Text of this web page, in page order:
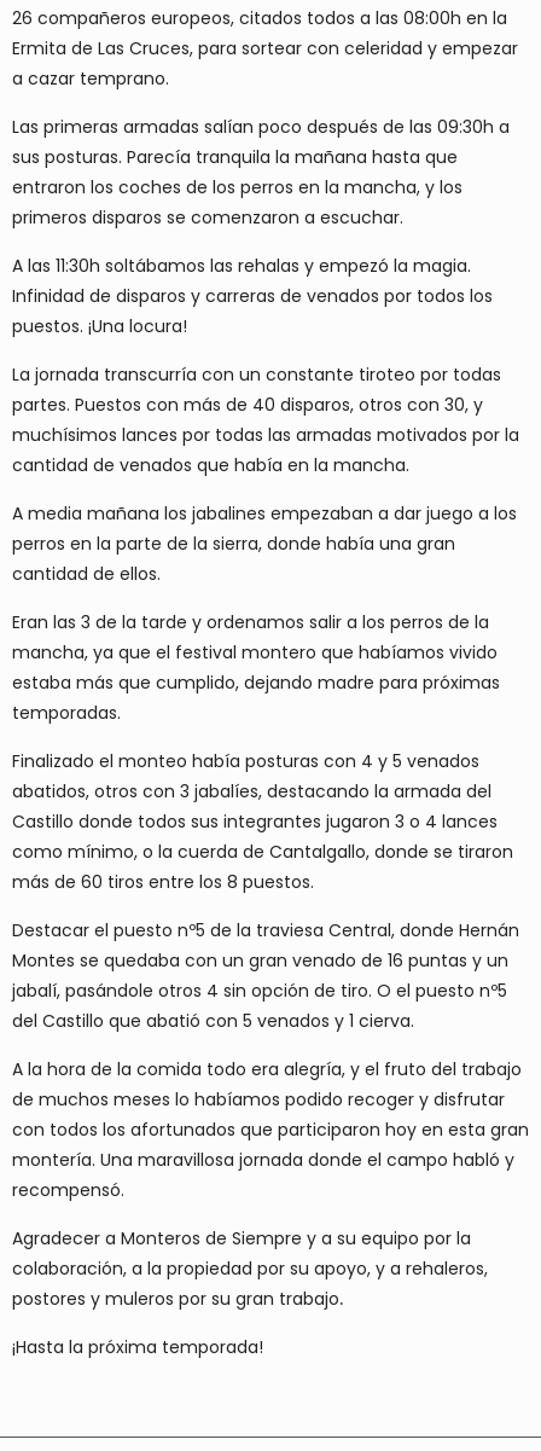
26 compañeros europeos, citados todos a las 08:00h en la
Ermita de Las Cruces, para sortear con celeridad y empezar
a cazar temprano.
Las primeras armadas salían poco después de las 09:30h a
sus posturas. Parecía tranquila la mañana hasta que
entraron los coches de los perros en la mancha, y los
primeros disparos se comenzaron a escuchar.
A las 11:30h soltábamos las rehalas y empezó la magia.
Infinidad de disparos y carreras de venados por todos los
puestos. ¡Una locura!
La jornada transcurría con un constante tiroteo por todas
partes. Puestos con más de 40 disparos, otros con 30, y
muchísimos lances por todas las armadas motivados por la
cantidad de venados que había en la mancha.
A media mañana los jabalines empezaban a dar juego a los
perros en la parte de la sierra, donde había una gran
cantidad de ellos.
Eran las 3 de la tarde y ordenamos salir a los perros de la
mancha, ya que el festival montero que habíamos vivido
estaba más que cumplido, dejando madre para próximas
temporadas.
Finalizado el monteo había posturas con 4 y 5 venados
abatidos, otros con 3 jabalíes, destacando la armada del
Castillo donde todos sus integrantes jugaron 3 o 4 lances
como mínimo, o la cuerda de Cantalgallo, donde se tiraron
más de 60 tiros entre los 8 puestos.
Destacar el puesto nº5 de la traviesa Central, donde Hernán
Montes se quedaba con un gran venado de 16 puntas y un
jabalí, pasándole otros 4 sin opción de tiro. O el puesto nº5
del Castillo que abatió con 5 venados y 1 cierva.
A la hora de la comida todo era alegría, y el fruto del trabajo
de muchos meses lo habíamos podido recoger y disfrutar
con todos los afortunados que participaron hoy en esta gran
montería. Una maravillosa jornada donde el campo habló y
recompensó.
Agradecer a Monteros de Siempre y a su equipo por la
colaboración, a la propiedad por su apoyo, y a rehaleros,
postores y muleros por su gran trabajo.
¡Hasta la próxima temporada!